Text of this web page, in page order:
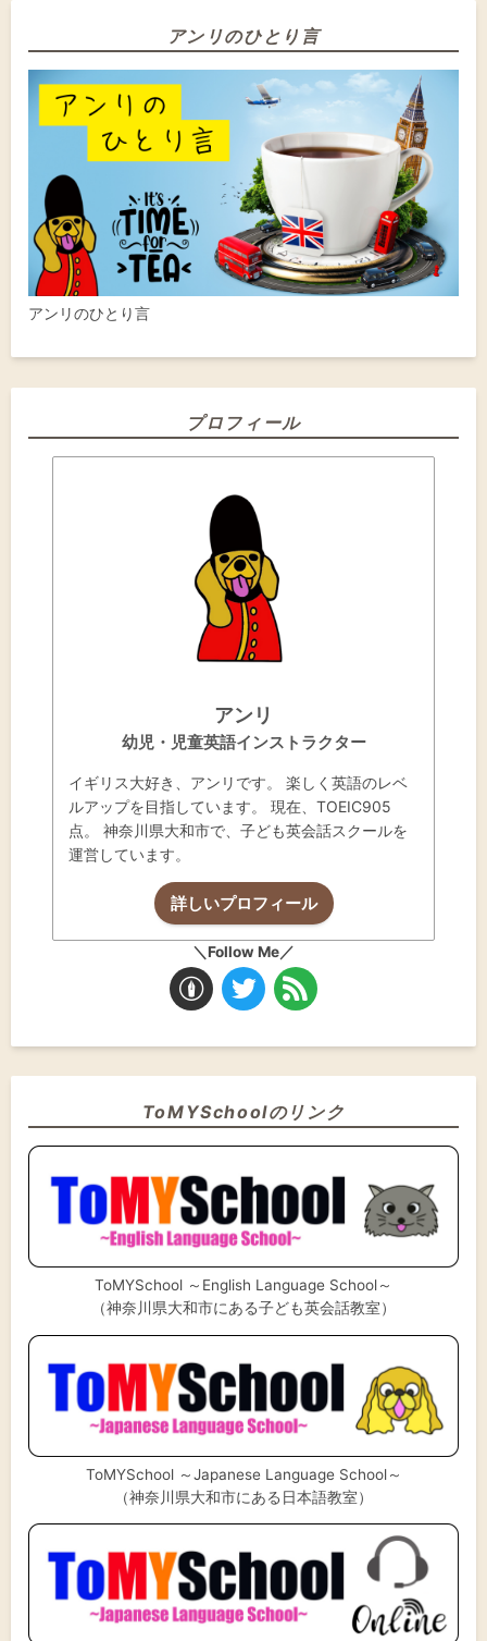
アンリのひとり言
アンリのひとり言
プロフィール
アンリ
幼児・児童英語インストラクター
イギリス大好き、アンリです。 楽しく英語のレベ
ルアップを目指しています。 現在、TOEIC905
点。 神奈川県大和市で、子ども英会話スクールを
運営しています。
詳しいプロフィール
＼Follow Me／
ToMYSchoolのリンク
ToMYSchool ～English Language School～
（神奈川県大和市にある子ども英会話教室）
ToMYSchool ～Japanese Language School～
（神奈川県大和市にある日本語教室）